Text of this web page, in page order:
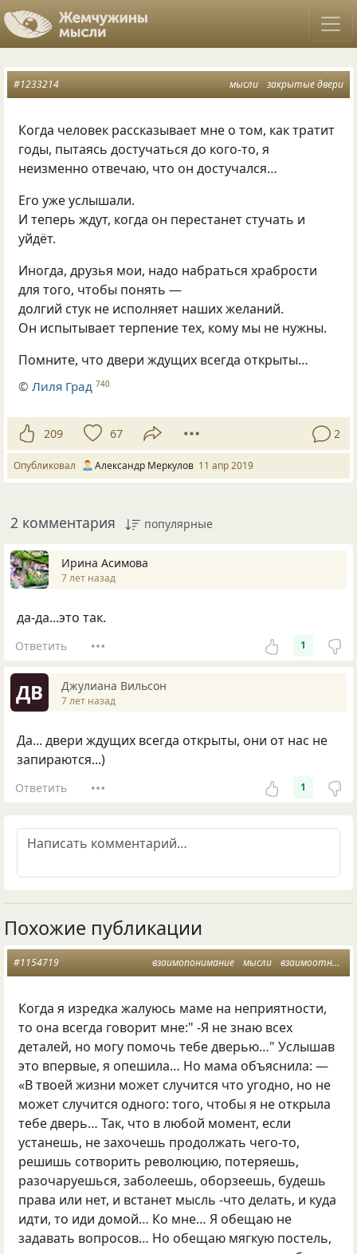
мысли закрытые двери
#1233214
Когда человек рассказывает мне о том, как тратит
годы, пытаясь достучаться до кого-то, я
неизменно отвечаю, что он достучался…
Его уже услышали.
И теперь ждут, когда он перестанет стучать и
уйдёт.
Иногда, друзья мои, надо набраться храбрости
для того, чтобы понять —
долгий стук не исполняет наших желаний.
Он испытывает терпение тех, кому мы не нужны.
Помните, что двери ждущих всегда открыты…
©Лиля Град 740
209 67 2
Опубликовал Александр Меркулов 11 апр 2019
2 комментария популярные
Ирина Асимова
7 лет назад
да-да...это так.
Ответить 1
ДВ Джулиана Вильсон
7 лет назад
Да... двери ждущих всегда открыты, они от нас не
запираются...)
Ответить 1
Похожие публикации
взаимопонимание мысли взаимоотношения
#1154719
Когда я изредка жалуюсь маме на неприятности,
то она всегда говорит мне:" -Я не знаю всех
деталей, но могу помочь тебе дверью…" Услышав
это впервые, я опешила… Но мама объяснила: —
«В твоей жизни может случится что угодно, но не
может случится одного: того, чтобы я не открыла
тебе дверь… Так, что в любой момент, если
устанешь, не захочешь продолжать чего-то,
решишь сотворить революцию, потеряешь,
разочаруешься, заболеешь, оборзеешь, будешь
права или нет, и встанет мысль -что делать, и куда
идти, то иди домой… Ко мне… Я обещаю не
задавать вопросов… Но обещаю мягкую постель,